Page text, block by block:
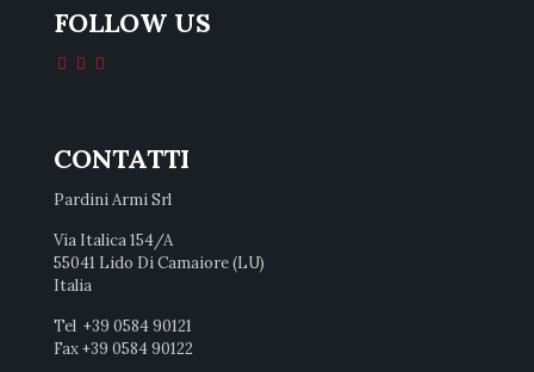
FOLLOW US
CONTATTI
Pardini Armi Srl
Via Italica 154/A
55041 Lido Di Camaiore (LU)
Italia
Tel +39 0584 90121
Fax +39 0584 90122